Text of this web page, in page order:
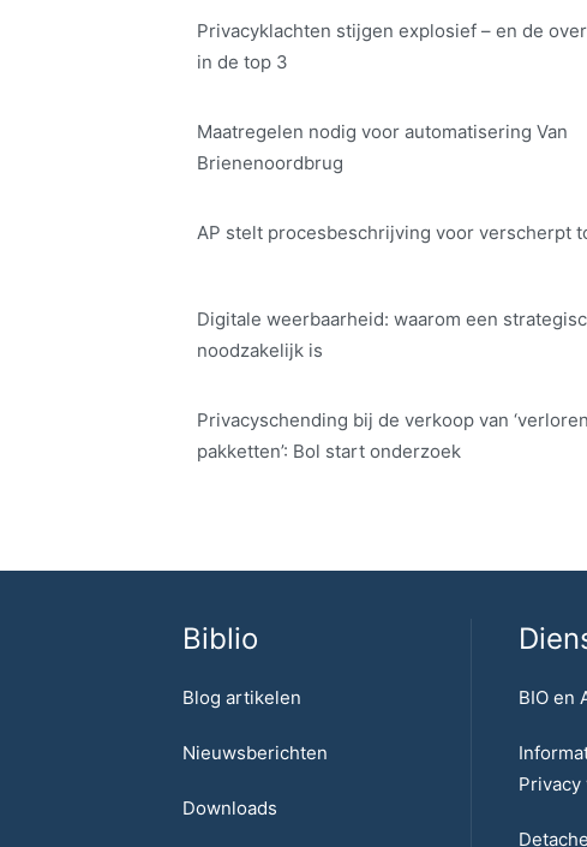
Privacyklachten stijgen explosief – en de
in de top 3
Maatregelen nodig voor automatisering Van
Brienenoordbrug
AP stelt procesbeschrijving voor verscherpt
Digitale weerbaarheid: waarom een
noodzakelijk is
Privacyschending bij de verkoop van ‘verloren
pakketten’: Bol start onderzoek
Biblio
Blog artikelen
Nieuwsberichten
Downloads
BIO en